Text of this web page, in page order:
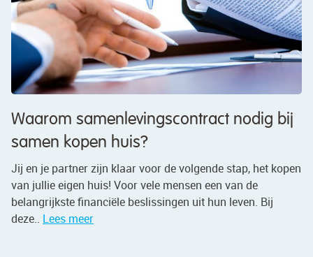
Waarom samenlevingscontract nodig bij
samen kopen huis?
Jij en je partner zijn klaar voor de volgende stap, het kopen
van jullie eigen huis! Voor vele mensen een van de
belangrijkste financiële beslissingen uit hun leven. Bij
deze.. Lees meer